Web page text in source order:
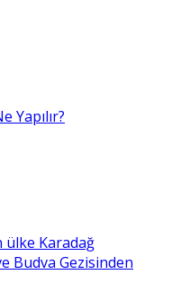
Yapılır?
ülke Karadağ
Budva Gezisinden